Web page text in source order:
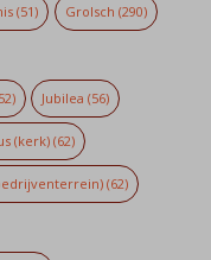
(51) Grolsch (290)
Jubilea (56)
(kerk)(62)
(62)